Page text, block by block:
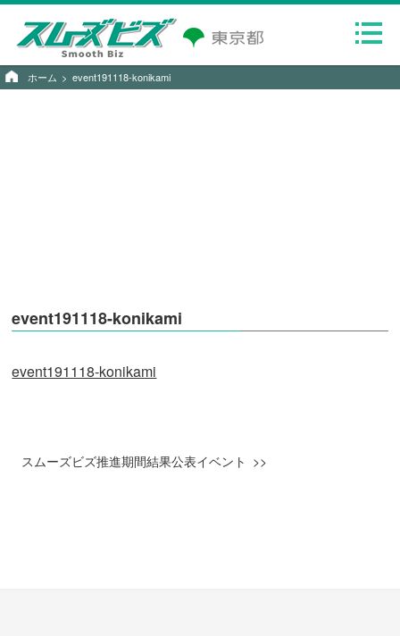
ホーム event191118-konikami
event191118-konikami
event191118-konikami
スムーズビズ推進期間結果公表イベント